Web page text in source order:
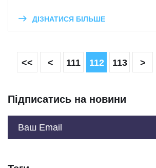
ДІЗНАТИСЯ БІЛЬШЕ
<< < 111 112 113 >
Підписатись на новини